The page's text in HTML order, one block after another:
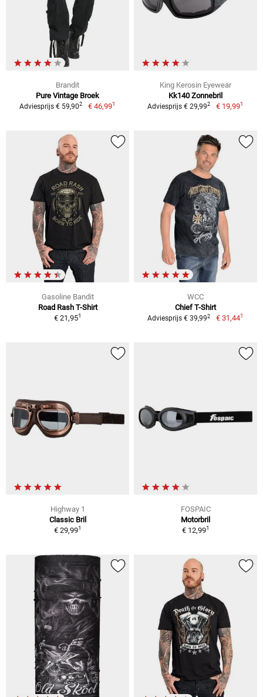
Brandit
Pure Vintage Broek
Adviesprijs € 59,902 € 46,991
King Kerosin Eyewear
Kk140 Zonnebril
Adviesprijs € 29,992 € 19,991
Gasoline Bandit
Road Rash T-Shirt
€ 21,951
WCC
Chief T-Shirt
Adviesprijs € 39,992 € 31,441
Highway 1
Classic Bril
€ 29,991
FOSPAIC
Motorbril
€ 12,991